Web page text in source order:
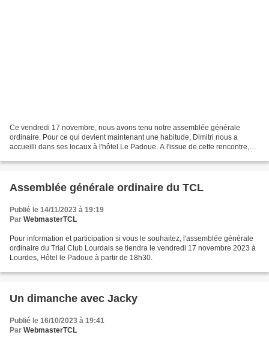
Ce vendredi 17 novembre, nous avons tenu notre assemblée générale
ordinaire. Pour ce qui devient maintenant une habitude, Dimitri nous a
accueilli dans ses locaux à l'hôtel Le Padoue. A l'issue de cette rencontre,
Assemblée générale ordinaire du TCL
Publié le 14/11/2023 à 19:19
Par WebmasterTCL
Pour information et participation si vous le souhaitez, l'assemblée générale
ordinaire du Trial Club Lourdais se tiendra le vendredi 17 novembre 2023 à
Lourdes, Hôtel le Padoue à partir de 18h30.
Un dimanche avec Jacky
Publié le 16/10/2023 à 19:41
Par WebmasterTCL